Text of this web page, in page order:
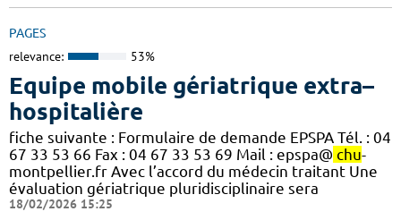
PAGES
relevance: 53%
Equipe mobile gériatrique extra–
hospitalière
fiche suivante : Formulaire de demande EPSPA Tél. : 04
67 33 53 66 Fax : 04 67 33 53 69 Mail : epspa@ chu-
montpellier.fr Avec l’accord du médecin traitant Une
évaluation gériatrique pluridisciplinaire sera
18/02/2026 15:25